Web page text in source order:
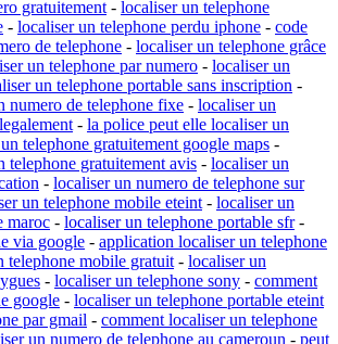
gratuitement - localiser un telephone
- localiser un telephone perdu iphone - code
de telephone - localiser un telephone grâce
un telephone par numero - localiser un
un telephone portable sans inscription -
numero de telephone fixe - localiser un
- la police peut elle localiser un
telephone gratuitement google maps -
telephone gratuitement avis - localiser un
- localiser un numero de telephone sur
un telephone mobile eteint - localiser un
maroc - localiser un telephone portable sfr-
via google - application localiser un telephone
telephone mobile gratuit - localiser un
- localiser un telephone sony - comment
google - localiser un telephone portable eteint
par gmail - comment localiser un telephone
un numero de telephone au cameroun - peut